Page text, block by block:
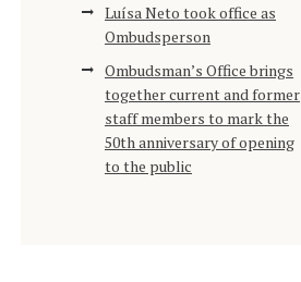
Luísa Neto took office as
Ombudsperson
Ombudsman’s Office brings
together current and former
staff members to mark the
50th anniversary of opening
to the public